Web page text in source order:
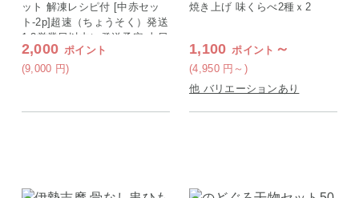
ット 解凍レシピ付 [中赤セッ
ト-2p]超速（ちょうそく）発送
1-3営業日以内に発送予定 土日
祝除く
2,000 ポイント
(9,000 円)
焼き上げ 味くらべ2種ｘ2
1,100 ポイント ～
(4,950 円 ～)
他 バリエーションあり